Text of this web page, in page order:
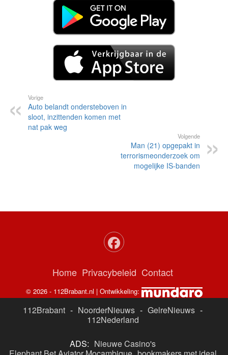
Vorige
Auto belandt ondersteboven in
sloot, inzittenden komen met
nat pak weg
Volgende
Man (21) opgepakt in
terrorismeonderzoek om
mogelijke IS-banden
Home Privacybeleid Contact
© 2026 - 112Brabant.nl | Ontwikkeling:
112Brabant - NoorderNieuws - GelreNieuws -
112Nederland
ADS: Nieuwe Casino's